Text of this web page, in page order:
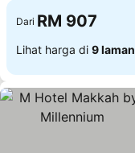
Dari RM 907
Lihat harga di 9 laman